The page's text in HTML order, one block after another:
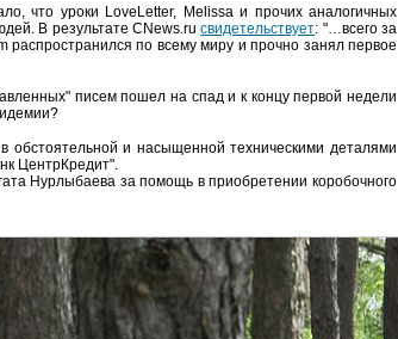
что уроки LoveLetter, Melissa и прочих аналогичных
В результате CNews.ruсвидетельствует: "…всего за
по всему миру и прочно занял первое
писем пошел на спад и к концу первой недели
и насыщенной техническими деталями
ЦентрКредит".
Нурлыбаева за помощь в приобретении коробочного